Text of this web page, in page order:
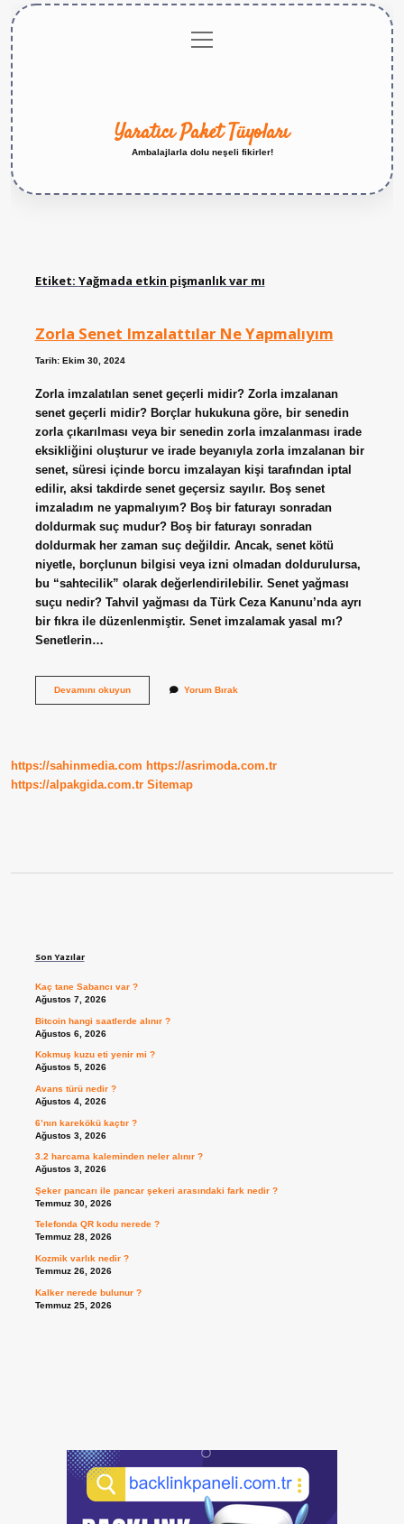
menüyü
aç
Yaratıcı Paket Tüyoları
Ambalajlarla dolu neşeli fikirler!
Etiket: Yağmada etkin pişmanlık var mı
Zorla Senet Imzalattılar Ne Yapmalıyım
Tarih: Ekim 30, 2024
Zorla imzalatılan senet geçerli midir? Zorla imzalanan
senet geçerli midir? Borçlar hukukuna göre, bir senedin
zorla çıkarılması veya bir senedin zorla imzalanması irade
eksikliğini oluşturur ve irade beyanıyla zorla imzalanan bir
senet, süresi içinde borcu imzalayan kişi tarafından iptal
edilir, aksi takdirde senet geçersiz sayılır. Boş senet
imzaladım ne yapmalıyım? Boş bir faturayı sonradan
doldurmak suç mudur? Boş bir faturayı sonradan
doldurmak her zaman suç değildir. Ancak, senet kötü
niyetle, borçlunun bilgisi veya izni olmadan doldurulursa,
bu “sahtecilik” olarak değerlendirilebilir. Senet yağması
suçu nedir? Tahvil yağması da Türk Ceza Kanunu’nda ayrı
bir fıkra ile düzenlenmiştir. Senet imzalamak yasal mı?
Senetlerin…
Devamını okuyunZorla
Yorum Bırak
https://sahinmedia.com https://asrimoda.com.tr
https://alpakgida.com.tr Sitemap
Son Yazılar
Kaç tane Sabancı var ?
Ağustos 7, 2026
Bitcoin hangi saatlerde alınır ?
Ağustos 6, 2026
Kokmuş kuzu eti yenir mi ?
Ağustos 5, 2026
Avans türü nedir ?
Ağustos 4, 2026
6’nın karekökü kaçtır ?
Ağustos 3, 2026
3.2 harcama kaleminden neler alınır ?
Ağustos 3, 2026
Şeker pancarı ile pancar şekeri arasındaki fark nedir ?
Temmuz 30, 2026
Telefonda QR kodu nerede ?
Temmuz 28, 2026
Kozmik varlık nedir ?
Temmuz 26, 2026
Kalker nerede bulunur ?
Temmuz 25, 2026